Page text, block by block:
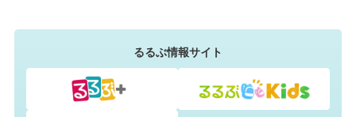
るるぶ情報サイト